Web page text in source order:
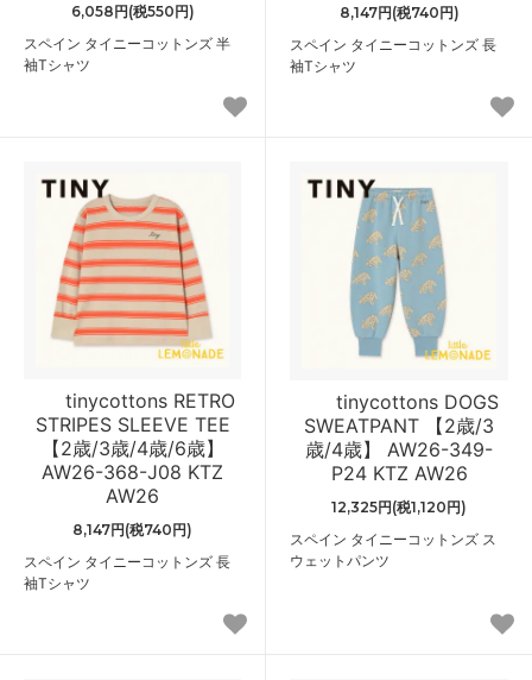
6,058円(税550円)
スペイン タイニーコットンズ 半
袖Tシャツ
8,147円(税740円)
スペイン タイニーコットンズ 長
袖Tシャツ
tinycottons RETRO
STRIPES SLEEVE TEE
【2歳/3歳/4歳/6歳】
AW26-368-J08 KTZ
AW26
8,147円(税740円)
スペイン タイニーコットンズ 長
袖Tシャツ
tinycottons DOGS
SWEATPANT 【2歳/3
歳/4歳】 AW26-349-
P24 KTZ AW26
12,325円(税1,120円)
スペイン タイニーコットンズ ス
ウェットパンツ